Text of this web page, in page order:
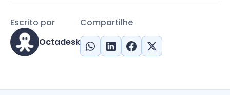
Compartilhe
Escrito por
Octadesk